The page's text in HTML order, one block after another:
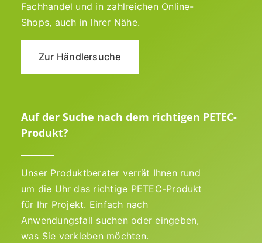
Fachhandel und in zahlreichen Online-
Shops, auch in Ihrer Nähe.
Zur Händlersuche
Auf der Suche nach dem richtigen PETEC-
Produkt?
Unser Produktberater verrät Ihnen rund
um die Uhr das richtige PETEC-Produkt
für Ihr Projekt. Einfach nach
Anwendungsfall suchen oder eingeben,
was Sie verkleben möchten.